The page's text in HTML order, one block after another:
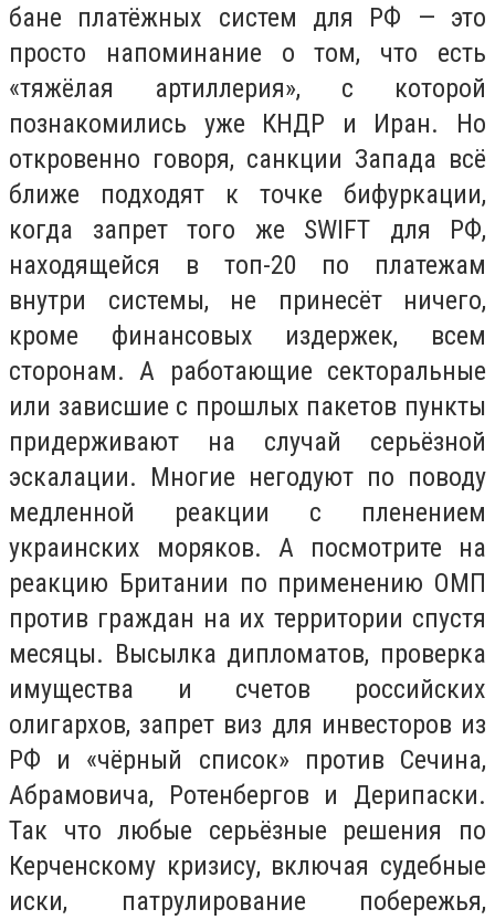
бане платёжных систем для РФ — это
просто напоминание о том, что есть
«тяжёлая артиллерия», с которой
познакомились уже КНДР и Иран. Но
откровенно говоря, санкции Запада всё
ближе подходят к точке бифуркации,
когда запрет того же SWIFT для РФ,
находящейся в топ-20 по платежам
внутри системы, не принесёт ничего,
кроме финансовых издержек, всем
сторонам. А работающие секторальные
или зависшие с прошлых пакетов пункты
придерживают на случай серьёзной
эскалации. Многие негодуют по поводу
медленной реакции с пленением
украинских моряков. А посмотрите на
реакцию Британии по применению ОМП
против граждан на их территории спустя
месяцы. Высылка дипломатов, проверка
имущества и счетов российских
олигархов, запрет виз для инвесторов из
РФ и «чёрный список» против Сечина,
Абрамовича, Ротенбергов и Дерипаски.
Так что любые серьёзные решения по
Керченскому кризису, включая судебные
иски, патрулирование побережья,